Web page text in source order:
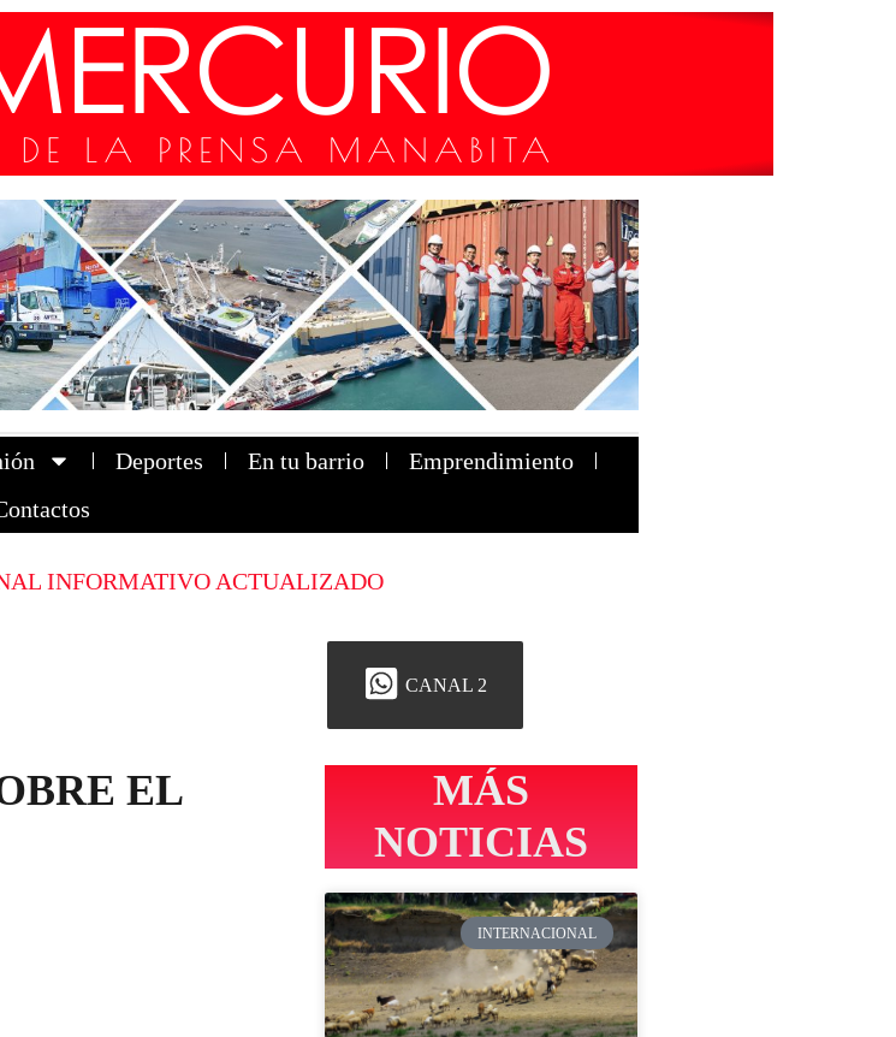
Deportes En tu barrio
Emprendimiento
INFORMATIVO ACTUALIZADO
CANAL 2
EL
MÁS
NOTICIAS
INTERNACIONAL